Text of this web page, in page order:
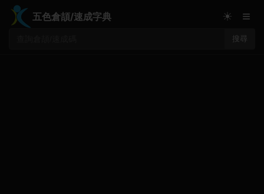
五色倉頡/速成字典
搜尋
☀ ≡